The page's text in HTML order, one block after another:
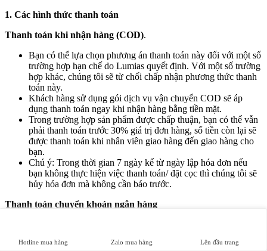
1. Các hình thức thanh toán
Thanh toán khi nhận hàng (COD).
Bạn có thể lựa chọn phương án thanh toán này đối với một số
trường hợp hạn chế do Lumias quyết định. Với một số trường
hợp khác, chúng tôi sẽ từ chối chấp nhận phương thức thanh
toán này.
Khách hàng sử dụng gói dịch vụ vận chuyển COD sẽ áp
dụng thanh toán ngay khi nhận hàng bằng tiền mặt.
Trong trường hợp sản phẩm được chấp thuận, bạn có thể vẫn
phải thanh toán trước 30% giá trị đơn hàng, số tiền còn lại sẽ
được thanh toán khi nhân viên giao hàng đến giao hàng cho
bạn.
Chú ý: Trong thời gian 7 ngày kể từ ngày lập hóa đơn nếu
bạn không thực hiện việc thanh toán/ đặt cọc thì chúng tôi sẽ
hủy hóa đơn mà không cần báo trước.
Thanh toán chuyển khoản ngân hàng
Hotline mua hàng Zalo mua hàng Lên đầu trang